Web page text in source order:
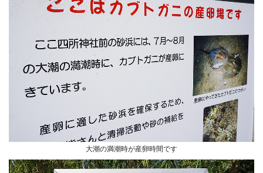
大潮の満潮時が産卵時間です